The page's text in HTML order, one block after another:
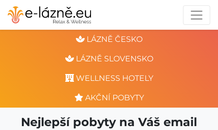
LÁZNĚ ČESKO
LÁZNĚ SLOVENSKO
WELLNESS HOTELY
AKČNÍ POBYTY
Nejlepší pobyty na Váš email